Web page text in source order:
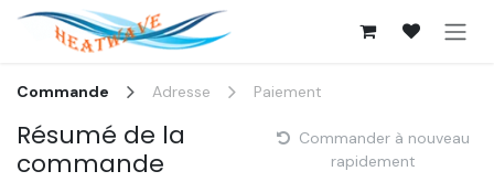
Se rendre au contenu
Commande Adresse Paiement
Résumé de la
commande
Commander à nouveau
rapidement